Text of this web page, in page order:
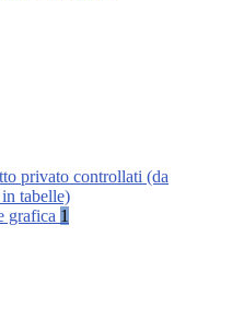
privato controllati (da
tabelle)
grafica 1